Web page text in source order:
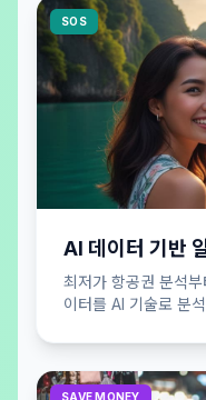
SOS
AI 데이터 기반
최저가 항공권 분석
이터를 AI 기술로 분
SAVE MONEY